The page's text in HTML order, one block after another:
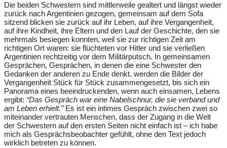
Die beiden Schwestern sind mittlerweile gealtert und längst wieder
zurück nach Argentinien gezogen, gemeinsam auf dem Sofa
sitzend blicken sie zurück auf ihr Leben, auf ihre Vergangenheit,
auf ihre Kindheit, ihre Eltern und den Lauf der Geschichte, den sie
mehrmals besiegen konnten, weil sie zur richtigen Zeit am
richtigen Ort waren: sie flüchteten vor Hitler und sie verließen
Argentinien rechtzeitig vor dem Militärputsch. In gemeinsamen
Gesprächen, Gesprächen, in denen die eine Schwester den
Gedanken der anderen zu Ende denkt, werden die Bilder der
Vergangenheit Stück für Stück zusammengesetzt, bis sich ein
Panorama eines beeindruckenden, wenn auch einsamen, Lebens
ergibt: “Das Gespräch war eine Nabelschnur, die sie verband und
am Leben erhielt.” Es ist ein intimes Gespräch zwischen zwei so
miteinander vertrauten Menschen, dass der Zugang in die Welt
der Schwestern auf den ersten Seiten nicht einfach ist – ich habe
mich als Gesprächsbeobachter gefühlt, ohne den Text jedoch
wirklich betreten zu können.